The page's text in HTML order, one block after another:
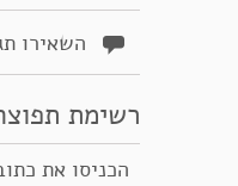
השאירו
רשימת
הכניסו את